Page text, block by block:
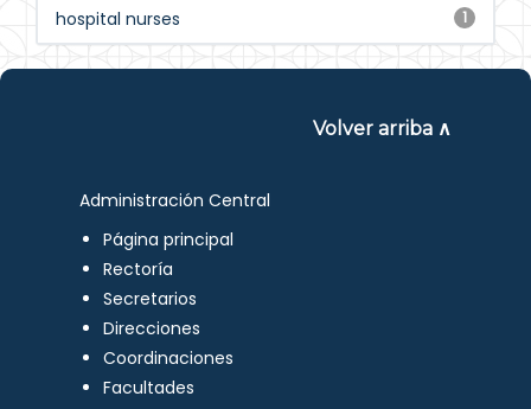
1
hospital nurses
Volver arriba ∧
Administración Central
Página principal
Rectoría
Secretarios
Direcciones
Coordinaciones
Facultades